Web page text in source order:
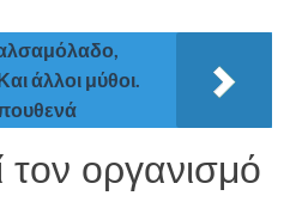
άλλοι μύθοι.
τον οργανισμό